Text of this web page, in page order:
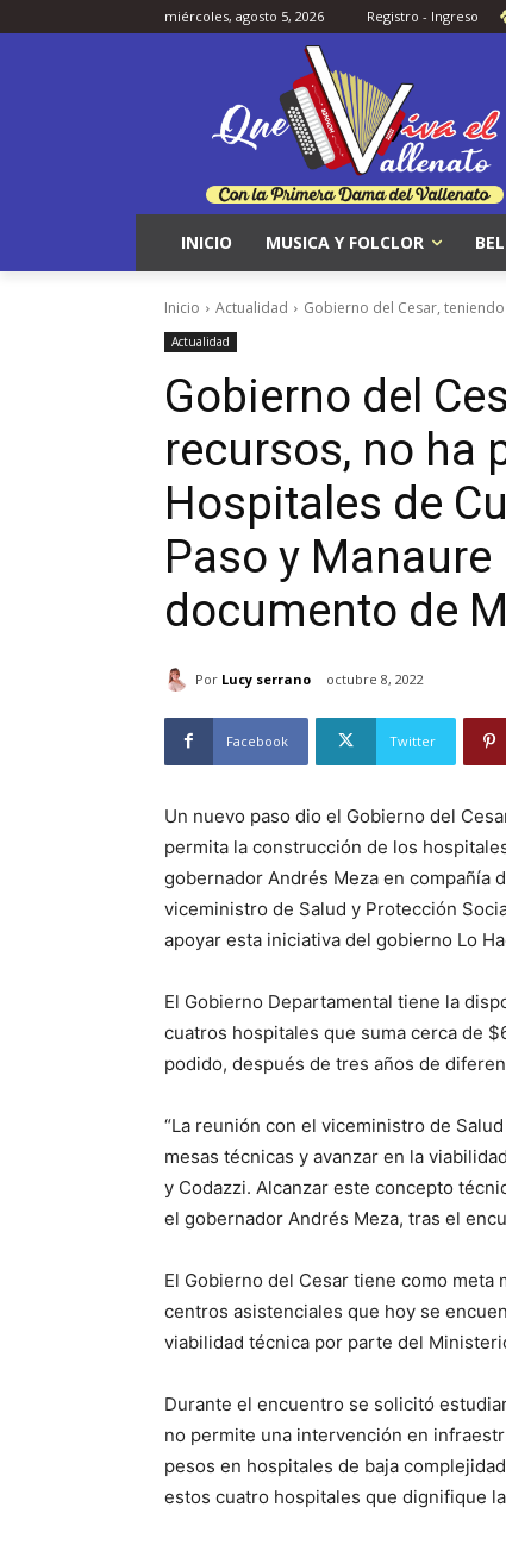
miércoles, agosto 5, 2026 Registro - Ingreso
INICIO MUSICA Y FOLCLOR
Inicio Actualidad Gobierno del Cesar,
Actualidad
Gobierno del
recursos, no ha
Hospitales de
Paso y
documento de
Por Lucy serrano octubre 8, 2022
Facebook Twitter
Un nuevo paso dio el Gobierno del
permita la construcción de los
gobernador Andrés Meza en compañía
viceministro de Salud y Protección
apoyar esta iniciativa del gobierno Lo
El Gobierno Departamental tiene la
cuatros hospitales que suma cerca de
podido, después de tres años de
“La reunión con el viceministro de
mesas técnicas y avanzar en la
y Codazzi. Alcanzar este concepto
el gobernador Andrés Meza, tras el
El Gobierno del Cesar tiene como
centros asistenciales que hoy se
viabilidad técnica por parte del
Durante el encuentro se solicitó
no permite una intervención en
pesos en hospitales de baja
estos cuatro hospitales que dignifique